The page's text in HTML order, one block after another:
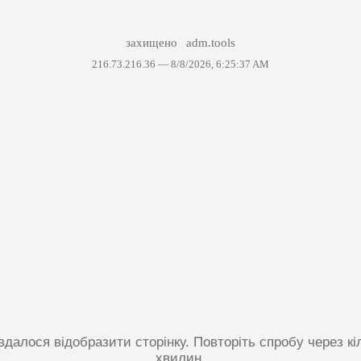
захищено adm.tools
216.73.216.36 — 8/8/2026, 6:25:37 AM
відобразити сторінку. Повторіть спробу через